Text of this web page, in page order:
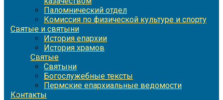
Паломнический отдел
Комиссия по физической культуре и спорту
Святые и святыни
История епархии
История храмов
Святые
Святыни
Богослужебные тексты
Пермские епархиальные ведомости
Контакты